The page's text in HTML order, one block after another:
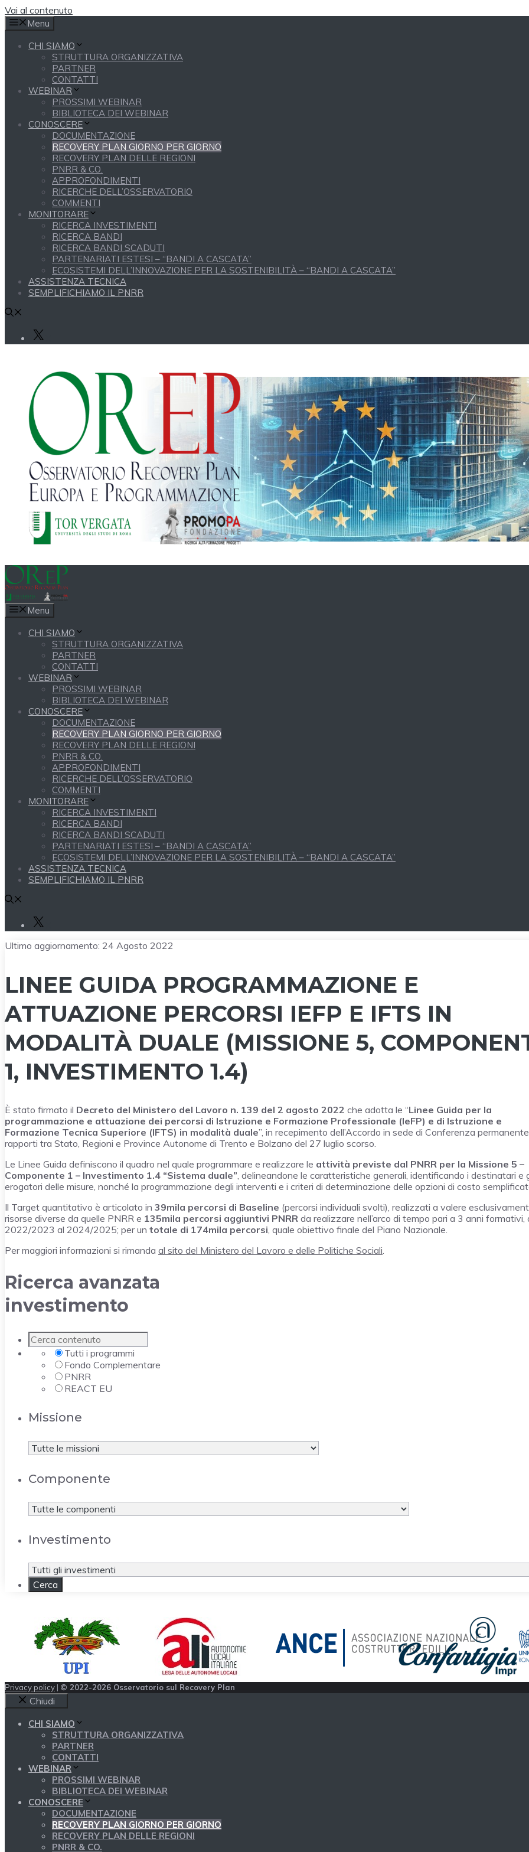
Vai al contenuto
Menu
CHI SIAMO
STRUTTURA ORGANIZZATIVA
PARTNER
CONTATTI
WEBINAR
PROSSIMI WEBINAR
BIBLIOTECA DEI WEBINAR
CONOSCERE
DOCUMENTAZIONE
RECOVERY PLAN GIORNO PER GIORNO
RECOVERY PLAN DELLE REGIONI
PNRR & CO.
APPROFONDIMENTI
RICERCHE DELL’OSSERVATORIO
COMMENTI
MONITORARE
RICERCA INVESTIMENTI
RICERCA BANDI
RICERCA BANDI SCADUTI
PARTENARIATI ESTESI – “BANDI A CASCATA”
ECOSISTEMI DELL’INNOVAZIONE PER LA SOSTENIBILITÀ – “BANDI A CASCATA”
ASSISTENZA TECNICA
SEMPLIFICHIAMO IL PNRR
Menu
CHI SIAMO
STRUTTURA ORGANIZZATIVA
PARTNER
CONTATTI
WEBINAR
PROSSIMI WEBINAR
BIBLIOTECA DEI WEBINAR
CONOSCERE
DOCUMENTAZIONE
RECOVERY PLAN GIORNO PER GIORNO
RECOVERY PLAN DELLE REGIONI
PNRR & CO.
APPROFONDIMENTI
RICERCHE DELL’OSSERVATORIO
COMMENTI
MONITORARE
RICERCA INVESTIMENTI
RICERCA BANDI
RICERCA BANDI SCADUTI
PARTENARIATI ESTESI – “BANDI A CASCATA”
ECOSISTEMI DELL’INNOVAZIONE PER LA SOSTENIBILITÀ – “BANDI A CASCATA”
ASSISTENZA TECNICA
SEMPLIFICHIAMO IL PNRR
Ultimo aggiornamento: 24 Agosto 2022
LINEE GUIDA PROGRAMMAZIONE E
ATTUAZIONE PERCORSI IEFP E IFTS IN
MODALITÀ DUALE (MISSIONE 5,
1, INVESTIMENTO 1.4)
È stato firmato il Decreto del Ministero del Lavoro n. 139 del 2 agosto 2022 che adotta le “Linee Guida per la
programmazione e attuazione dei percorsi di Istruzione e Formazione Professionale (IeFP) e di Istruzione e
Formazione Tecnica Superiore (IFTS) in modalità duale”, in recepimento dell’Accordo in sede di Conferenza
rapporti tra Stato, Regioni e Province Autonome di Trento e Bolzano del 27 luglio scorso.
Le Linee Guida definiscono il quadro nel quale programmare e realizzare le attività previste dal PNRR per la Missione 5 –
Componente 1 – Investimento 1.4 “Sistema duale”, delineandone le caratteristiche generali, identificando i destinatari e
erogatori delle misure, nonché la programmazione degli interventi e i criteri di determinazione delle opzioni di costo
Il Target quantitativo è articolato in 39mila percorsi di Baseline (percorsi individuali svolti), realizzati a valere
risorse diverse da quelle PNRR e 135mila percorsi aggiuntivi PNRR da realizzare nell’arco di tempo pari a 3 anni formativi,
2022/2023 al 2024/2025; per un totale di 174mila percorsi, quale obiettivo finale del Piano Nazionale.
Per maggiori informazioni si rimanda al sito del Ministero del Lavoro e delle Politiche Sociali.
Ricerca avanzata
investimento
Tutti i programmi
Fondo Complementare
PNRR
REACT EU
Missione
Componente
Investimento
Privacy policy | © 2022-2026 Osservatorio sul Recovery Plan
Chiudi
CHI SIAMO
STRUTTURA ORGANIZZATIVA
PARTNER
CONTATTI
WEBINAR
PROSSIMI WEBINAR
BIBLIOTECA DEI WEBINAR
CONOSCERE
DOCUMENTAZIONE
RECOVERY PLAN GIORNO PER GIORNO
RECOVERY PLAN DELLE REGIONI
PNRR & CO.